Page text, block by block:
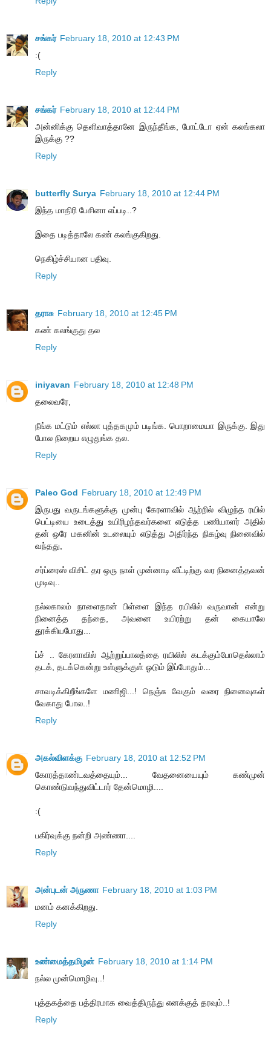
சங்கர் February 18, 2010 at 12:43 PM
:(
Reply
சங்கர் February 18, 2010 at 12:44 PM
அன்னிக்கு தெளிவாத்தானே இருந்தீங்க, போட்டோ ஏன் கலங்கலா
இருக்கு ??
Reply
butterfly Surya February 18, 2010 at 12:44 PM
இந்த மாதிரி பேசினா எப்படி..?
இதை படித்தாலே கண் கலங்குகிறது.
நெகிழ்ச்சியான பதிவு.
Reply
தராசு February 18, 2010 at 12:45 PM
கண் கலங்குது தல
Reply
iniyavan February 18, 2010 at 12:48 PM
தலைவரே,
நீங்க மட்டும் எல்லா புத்தகமும் படிங்க. பொறாமையா இருக்கு. இது
போல நிறைய எழுதுங்க தல.
Reply
Paleo God February 18, 2010 at 12:49 PM
இருபது வருடங்களுக்கு முன்பு கேரளாவில் ஆற்றில் விழுந்த ரயில்
பெட்டியை உடைத்து உயிரிழந்தவர்களை எடுத்த பணியாளர் அதில்
தன் ஒரே மகனின் உடலையும் எடுத்து அதிர்ந்த நிகழ்வு நினைவில்
வந்தது,
சர்ப்ரைஸ் விசிட் தர ஒரு நாள் முன்னாடி வீட்டிற்கு வர நினைத்தவன்
முடிவு..
நல்லகாலம் நாளைதான் பிள்ளை இந்த ரயிலில் வருவான் என்று
நினைத்த தந்தை, அவனை உயிரற்று தன் கையாலே
தூக்கியபோது...
ப்ச் .. கேரளாவில் ஆற்றுப்பாலத்தை ரயிலில் கடக்கும்போதெல்லாம்
தடக், தடக்கென்று உள்ளுக்குள் ஓடும் இப்போதும்...
சாவடிக்கிறீங்களே மணிஜி...! நெஞ்சு வேகும் வரை நினைவுகள்
வேகாது போல..!
Reply
அகல்விளக்கு February 18, 2010 at 12:52 PM
கோரத்தாண்டவத்தையும்... வேதனையையும் கண்முன்
கொண்டுவந்துவிட்டார் தேன்மொழி....
:(
பகிர்வுக்கு நன்றி அண்ணா....
Reply
அன்புடன் அருணா February 18, 2010 at 1:03 PM
மனம் கனக்கிறது.
Reply
உண்மைத்தமிழன் February 18, 2010 at 1:14 PM
நல்ல முன்மொழிவு..!
புத்தகத்தை பத்திரமாக வைத்திருந்து எனக்குத் தரவும்..!
Reply